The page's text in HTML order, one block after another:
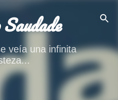
veía una infinita